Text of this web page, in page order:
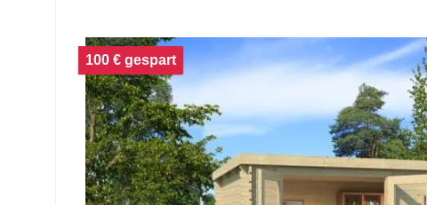
Bildergalerie überspringen
100 € gespart